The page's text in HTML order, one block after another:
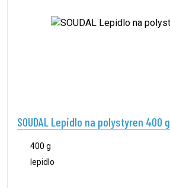
SOUDAL Lepidlo na polystyren 400 g
400 g
lepidlo